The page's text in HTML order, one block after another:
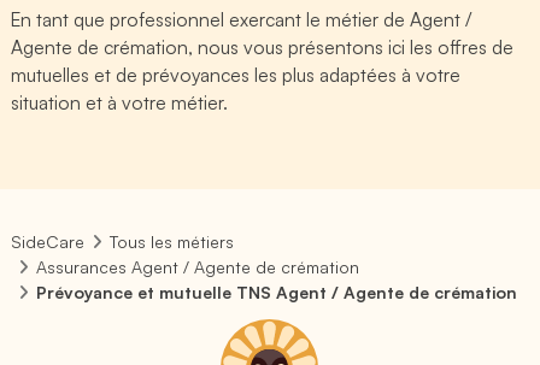
En tant que professionnel exercant le métier de Agent /
Agente de crémation, nous vous présentons ici les offres de
mutuelles et de prévoyances les plus adaptées à votre
situation et à votre métier.
SideCare
Tous les métiers
Assurances Agent / Agente de crémation
Prévoyance et mutuelle TNS Agent / Agente de crémation